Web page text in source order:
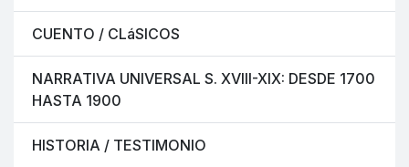
CUENTO / CLáSICOS
NARRATIVA UNIVERSAL S. XVIII-XIX: DESDE 1700
HASTA 1900
HISTORIA / TESTIMONIO